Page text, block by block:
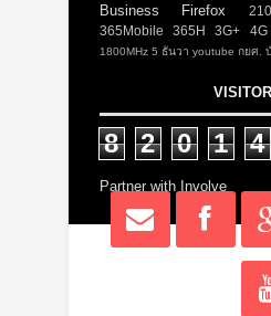
Business
Firefox
365Mobile
365H 3G+ 4G
1800MHz 5 ธันวา youtube กยศ.
8 2 0 1 4
Partner with Involve